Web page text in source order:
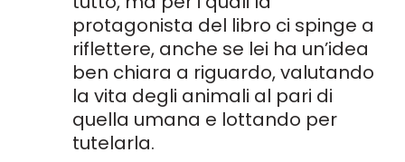
protagonista del libro ci spinge a
riflettere, anche se lei ha un’idea
ben chiara a riguardo, valutando
la vita degli animali al pari di
quella umana e lottando per
tutelarla.